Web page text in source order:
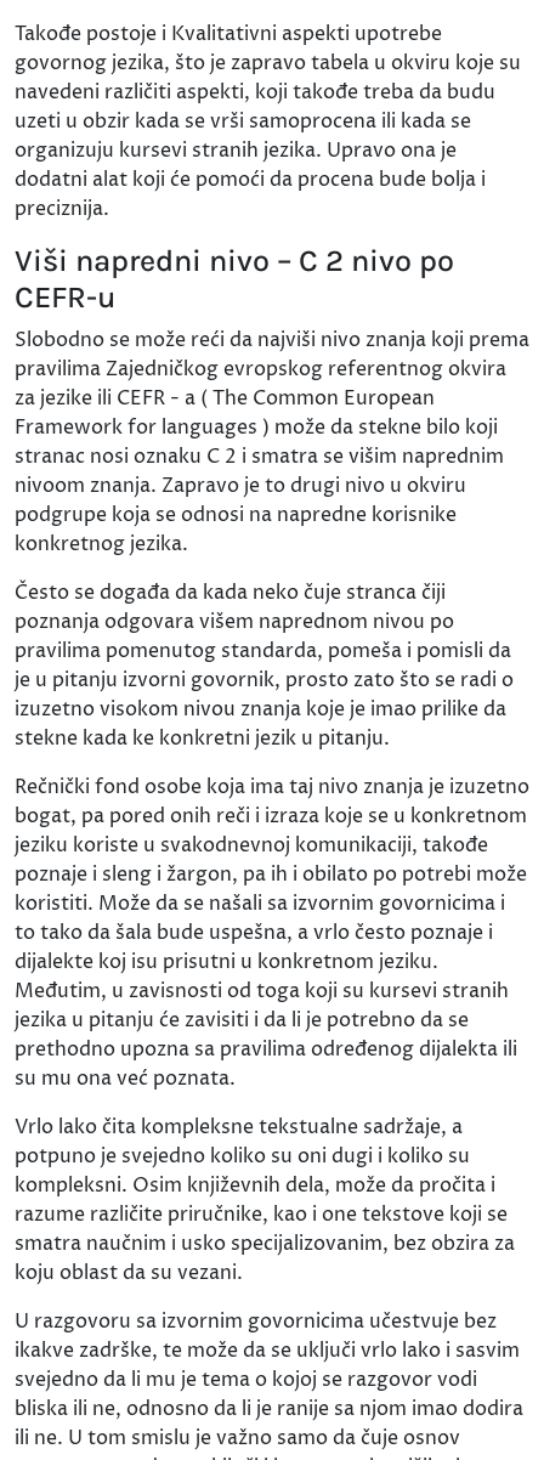
Takođe postoje i Kvalitativni aspekti upotrebe
govornog jezika, što je zapravo tabela u okviru koje su
navedeni različiti aspekti, koji takođe treba da budu
uzeti u obzir kada se vrši samoprocena ili kada se
organizuju kursevi stranih jezika. Upravo ona je
dodatni alat koji će pomoći da procena bude bolja i
preciznija.
Viši napredni nivo – C 2 nivo po
CEFR-u
Slobodno se može reći da najviši nivo znanja koji prema
pravilima Zajedničkog evropskog referentnog okvira
za jezike ili CEFR - a ( The Common European
Framework for languages ) može da stekne bilo koji
stranac nosi oznaku C 2 i smatra se višim naprednim
nivoom znanja. Zapravo je to drugi nivo u okviru
podgrupe koja se odnosi na napredne korisnike
konkretnog jezika.
Često se događa da kada neko čuje stranca čiji
poznanja odgovara višem naprednom nivou po
pravilima pomenutog standarda, pomeša i pomisli da
je u pitanju izvorni govornik, prosto zato što se radi o
izuzetno visokom nivou znanja koje je imao prilike da
stekne kada ke konkretni jezik u pitanju.
Rečnički fond osobe koja ima taj nivo znanja je izuzetno
bogat, pa pored onih reči i izraza koje se u konkretnom
jeziku koriste u svakodnevnoj komunikaciji, takođe
poznaje i sleng i žargon, pa ih i obilato po potrebi može
koristiti. Može da se našali sa izvornim govornicima i
to tako da šala bude uspešna, a vrlo često poznaje i
dijalekte koj isu prisutni u konkretnom jeziku.
Međutim, u zavisnosti od toga koji su kursevi stranih
jezika u pitanju će zavisiti i da li je potrebno da se
prethodno upozna sa pravilima određenog dijalekta ili
su mu ona već poznata.
Vrlo lako čita kompleksne tekstualne sadržaje, a
potpuno je svejedno koliko su oni dugi i koliko su
kompleksni. Osim književnih dela, može da pročita i
razume različite priručnike, kao i one tekstove koji se
smatra naučnim i usko specijalizovanim, bez obzira za
koju oblast da su vezani.
U razgovoru sa izvornim govornicima učestvuje bez
ikakve zadrške, te može da se uključi vrlo lako i sasvim
svejedno da li mu je tema o kojoj se razgovor vodi
bliska ili ne, odnosno da li je ranije sa njom imao dodira
ili ne. U tom smislu je važno samo da čuje osnov